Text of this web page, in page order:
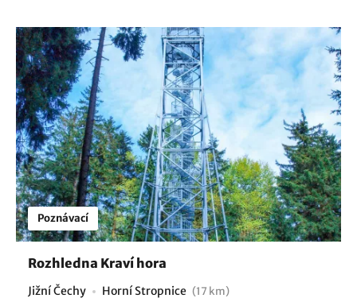
Poznávací
Rozhledna Kraví hora
Jižní Čechy Horní Stropnice (17 km)